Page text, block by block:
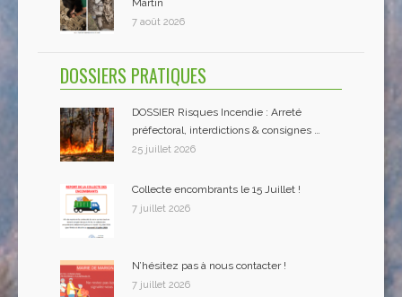
7 août 2026
DOSSIERS PRATIQUES
DOSSIER Risques Incendie : Arreté
préfectoral, interdictions & consignes …
25 juillet 2026
Collecte encombrants le 15 Juillet !
7 juillet 2026
N’hésitez pas à nous contacter !
7 juillet 2026